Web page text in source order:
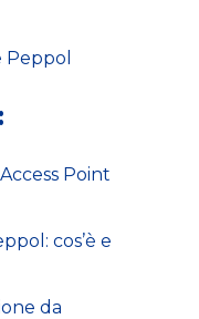
Point
cos’è e
da